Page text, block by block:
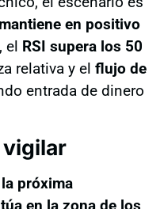
en positivo
el RSI supera los 50
relativa y el flujo de
entrada de dinero
vigilar
la próxima